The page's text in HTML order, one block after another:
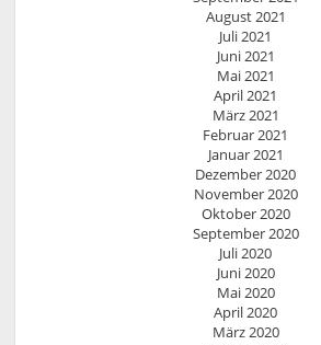
August 2021
Juli 2021
Juni 2021
Mai 2021
April 2021
März 2021
Februar 2021
Januar 2021
Dezember 2020
November 2020
Oktober 2020
September 2020
Juli 2020
Juni 2020
Mai 2020
April 2020
März 2020